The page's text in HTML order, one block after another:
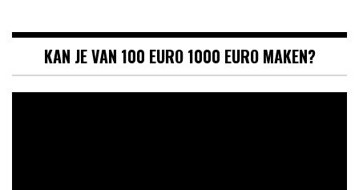
KAN JE VAN 100 EURO 1000 EURO MAKEN?